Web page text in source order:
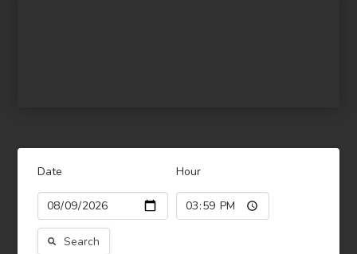
Date Hour
Search